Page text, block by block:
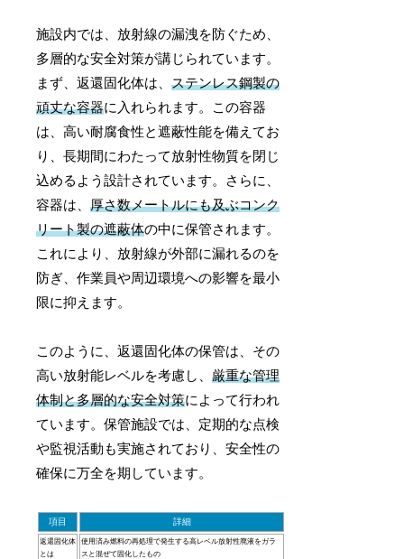
施設内では、放射線の漏洩を防ぐため、
多層的な安全対策が講じられています。
まず、返還固化体は、ステンレス鋼製の
頑丈な容器に入れられます。この容器
は、高い耐腐食性と遮蔽性能を備えてお
り、長期間にわたって放射性物質を閉じ
込めるよう設計されています。さらに、
容器は、厚さ数メートルにも及ぶコンク
リート製の遮蔽体の中に保管されます。
これにより、放射線が外部に漏れるのを
防ぎ、作業員や周辺環境への影響を最小
限に抑えます。
このように、返還固化体の保管は、その
高い放射能レベルを考慮し、厳重な管理
体制と多層的な安全対策によって行われ
ています。保管施設では、定期的な点検
や監視活動も実施されており、安全性の
確保に万全を期しています。
項目 詳細
返還固化体
とは
使用済み燃料の再処理で発生する高レベル放射性廃液をガラ
スと混ぜて固化したもの